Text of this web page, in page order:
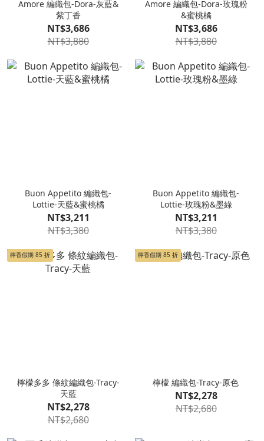
Amore 編織包-Dora-灰藍&
紫丁香
NT$3,686
NT$3,880
Amore 編織包-Dora-玫瑰粉
&蜜桃橘
NT$3,686
NT$3,880
Buon Appetito 編織包-
Lottie-天藍&蜜桃橘
NT$3,211
NT$3,380
Buon Appetito 編織包-
Lottie-玫瑰粉&墨綠
NT$3,211
NT$3,380
檸香假期 85 折
檸檬多多 條紋編織包-Tracy-
天藍
NT$2,278
NT$2,680
檸香假期 85 折
檸檬 編織包-Tracy-原色
NT$2,278
NT$2,680